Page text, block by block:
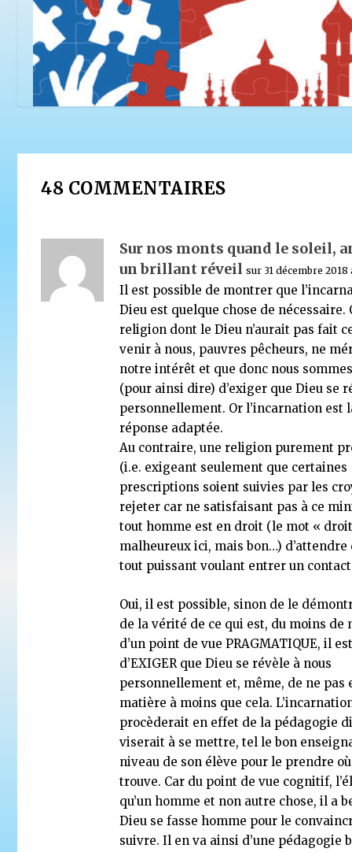
Défi lancé aux musulmans
Répondre aux caricatures quand on est musulman
20 novembre 2020
48 COMMENTAIRES
Sur nos monts quand le soleil,
un brillant réveil sur 31 décembre 2018
Il est possible de montrer que
Dieu est quelque chose de nécessaire.
religion dont le Dieu n’aurait pas fait
venir à nous, pauvres pêcheurs, ne
notre intérêt et que donc nous
(pour ainsi dire) d’exiger que Dieu se
personnellement. Or l’incarnation est
réponse adaptée.
Au contraire, une religion purement
(i.e. exigeant seulement que certaines
prescriptions soient suivies par les
rejeter car ne satisfaisant pas à ce
tout homme est en droit (le mot «
malheureux ici, mais bon…) d’attendre
tout puissant voulant entrer un
Oui, il est possible, sinon de le
de la vérité de ce qui est, du moins de
d’un point de vue PRAGMATIQUE, il
d’EXIGER que Dieu se révèle à nous
personnellement et, même, de ne pas
matière à moins que cela.
procèderait en effet de la pédagogie
viserait à se mettre, tel le bon
niveau de son élève pour le prendre
trouve. Car du point de vue cognitif,
qu’un homme et non autre chose, il a
Dieu se fasse homme pour le
suivre. Il en va ainsi d’une pédagogie